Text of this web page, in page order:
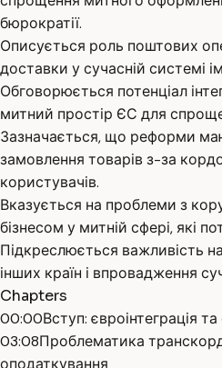
бюрократії.
Описується роль поштових
доставки у сучасній системі
Обговорюється потенціал
митний простір ЄС для
Зазначається, що реформи
замовлення товарів з-за
користувачів.
Вказується на проблеми з
бізнесом у митній сфері, які
Підкреслюється важливість
інших країн і впровадження
Chapters
00:00Вступ: євроінтеграція
03:08Проблематика
оподаткування